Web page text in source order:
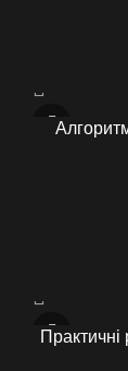
Практичні